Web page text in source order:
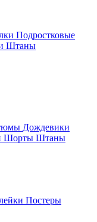
Подростковые
Штаны
Дождевики
Шорты Штаны
Постеры